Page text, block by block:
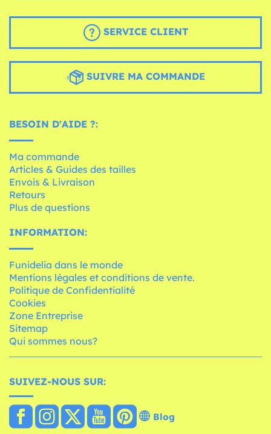
SERVICE CLIENT
SUIVRE MA COMMANDE
BESOIN D'AIDE ?:
Ma commande
Articles & Guides des tailles
Envois & Livraison
Retours
Plus de questions
INFORMATION:
Funidelia dans le monde
Mentions légales et conditions de vente.
Politique de Confidentialité
Cookies
Zone Entreprise
Sitemap
Qui sommes nous?
SUIVEZ-NOUS SUR:
Blog